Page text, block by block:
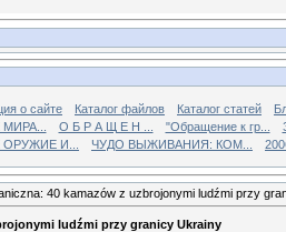
о сайте Каталог файлов Каталог статей
О Б Р А Щ Е Н ... "Обращение к гр...
И...
ЧУДО ВЫЖИВАНИЯ: КОМ...
40 kamazów z uzbrojonymi ludźmi przy
ludźmi przy granicy Ukrainy